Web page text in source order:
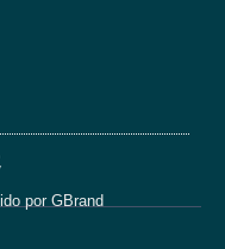
por GBrand